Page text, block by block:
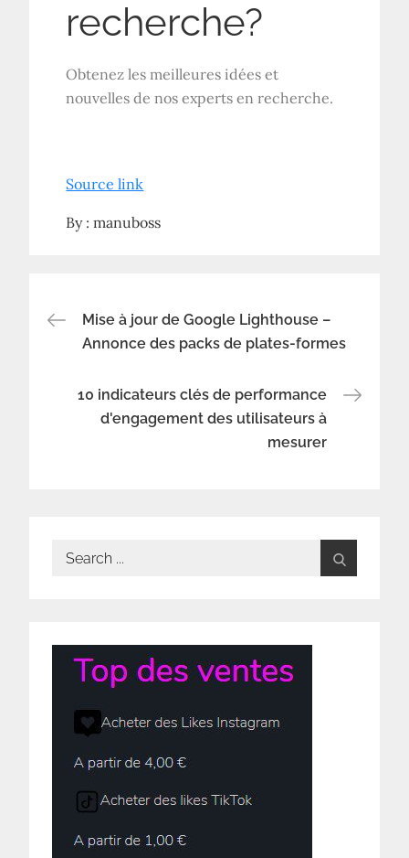
recherche?
Obtenez les meilleures idées et
nouvelles de nos experts en recherche.
Source link
By :manuboss
Navigation
de
l’article
Mise à jour de Google Lighthouse –
Annonce des packs de plates-formes
10 indicateurs clés de performance
d'engagement des utilisateurs à
mesurer
Search